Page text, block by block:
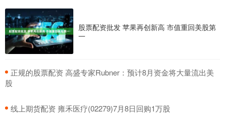
股票配资批发 苹果再创新高 市值重回美股第
一
​正规的股票配资 高盛专家Rubner：预计8月资金将大量流出美
股
​线上期货配资 雍禾医疗(02279)7月8日回购1万股